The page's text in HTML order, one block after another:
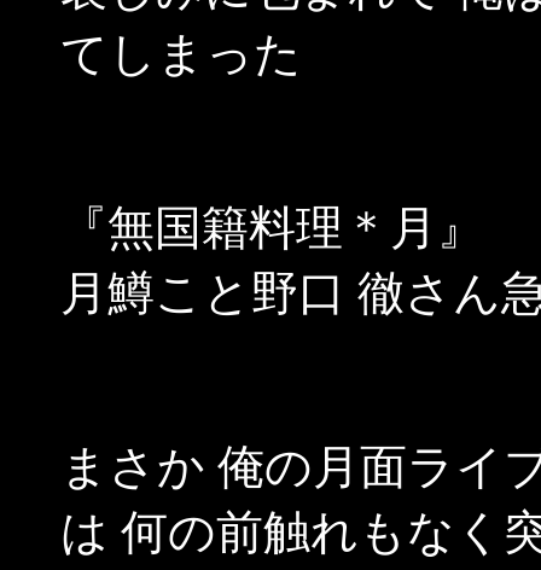
てしまった
『無国籍料理＊月』
月鱒こと野口 徹さん
まさか 俺の月面ライ
は 何の前触れもなく